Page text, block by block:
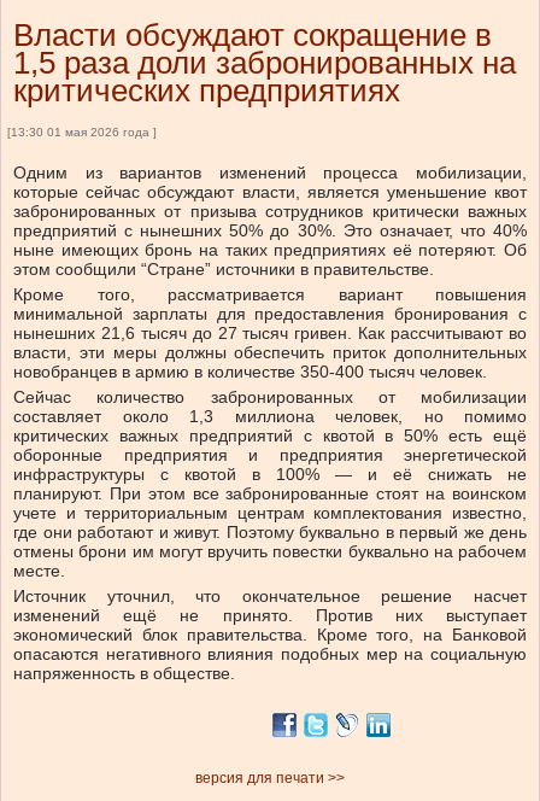
Власти обсуждают сокращение в
1,5 раза доли забронированных на
критических предприятиях
[13:30 01 мая 2026 года ]
Одним из вариантов изменений процесса мобилизации,
которые сейчас обсуждают власти, является уменьшение квот
забронированных от призыва сотрудников критически важных
предприятий с нынешних 50% до 30%. Это означает, что 40%
ныне имеющих бронь на таких предприятиях её потеряют. Об
этом сообщили “Стране” источники в правительстве.
Кроме того, рассматривается вариант повышения
минимальной зарплаты для предоставления бронирования с
нынешних 21,6 тысяч до 27 тысяч гривен. Как рассчитывают во
власти, эти меры должны обеспечить приток дополнительных
новобранцев в армию в количестве 350-400 тысяч человек.
Сейчас количество забронированных от мобилизации
составляет около 1,3 миллиона человек, но помимо
критических важных предприятий с квотой в 50% есть ещё
оборонные предприятия и предприятия энергетической
инфраструктуры с квотой в 100% — и её снижать не
планируют. При этом все забронированные стоят на воинском
учете и территориальным центрам комплектования известно,
где они работают и живут. Поэтому буквально в первый же день
отмены брони им могут вручить повестки буквально на рабочем
месте.
Источник уточнил, что окончательное решение насчет
изменений ещё не принято. Против них выступает
экономический блок правительства. Кроме того, на Банковой
опасаются негативного влияния подобных мер на социальную
напряженность в обществе.
версия для печати >>